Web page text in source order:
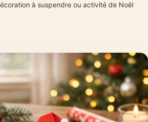
à suspendre ou activité de Noël